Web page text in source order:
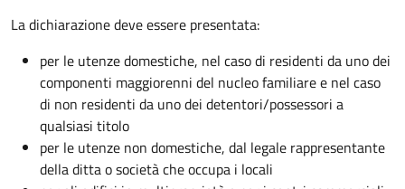
La dichiarazione deve essere presentata:
per le utenze domestiche, nel caso di residenti da uno dei
componenti maggiorenni del nucleo familiare e nel caso
di non residenti da uno dei detentori/possessori a
qualsiasi titolo
per le utenze non domestiche, dal legale rappresentante
della ditta o società che occupa i locali